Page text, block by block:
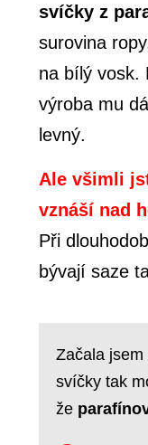
svíčky z
surovina
na bílý vosk.
výroba mu
levný.
Ale všimli
vznáší nad
Při
bývají saze
Začala
svíčky tak
že